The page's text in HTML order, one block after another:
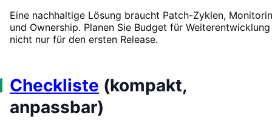
Eine nachhaltige Lösung braucht Patch-Zyklen,
und Ownership. Planen Sie Budget für Weiterentwicklung
nicht nur für den ersten Release.
Checkliste (kompakt,
anpassbar)